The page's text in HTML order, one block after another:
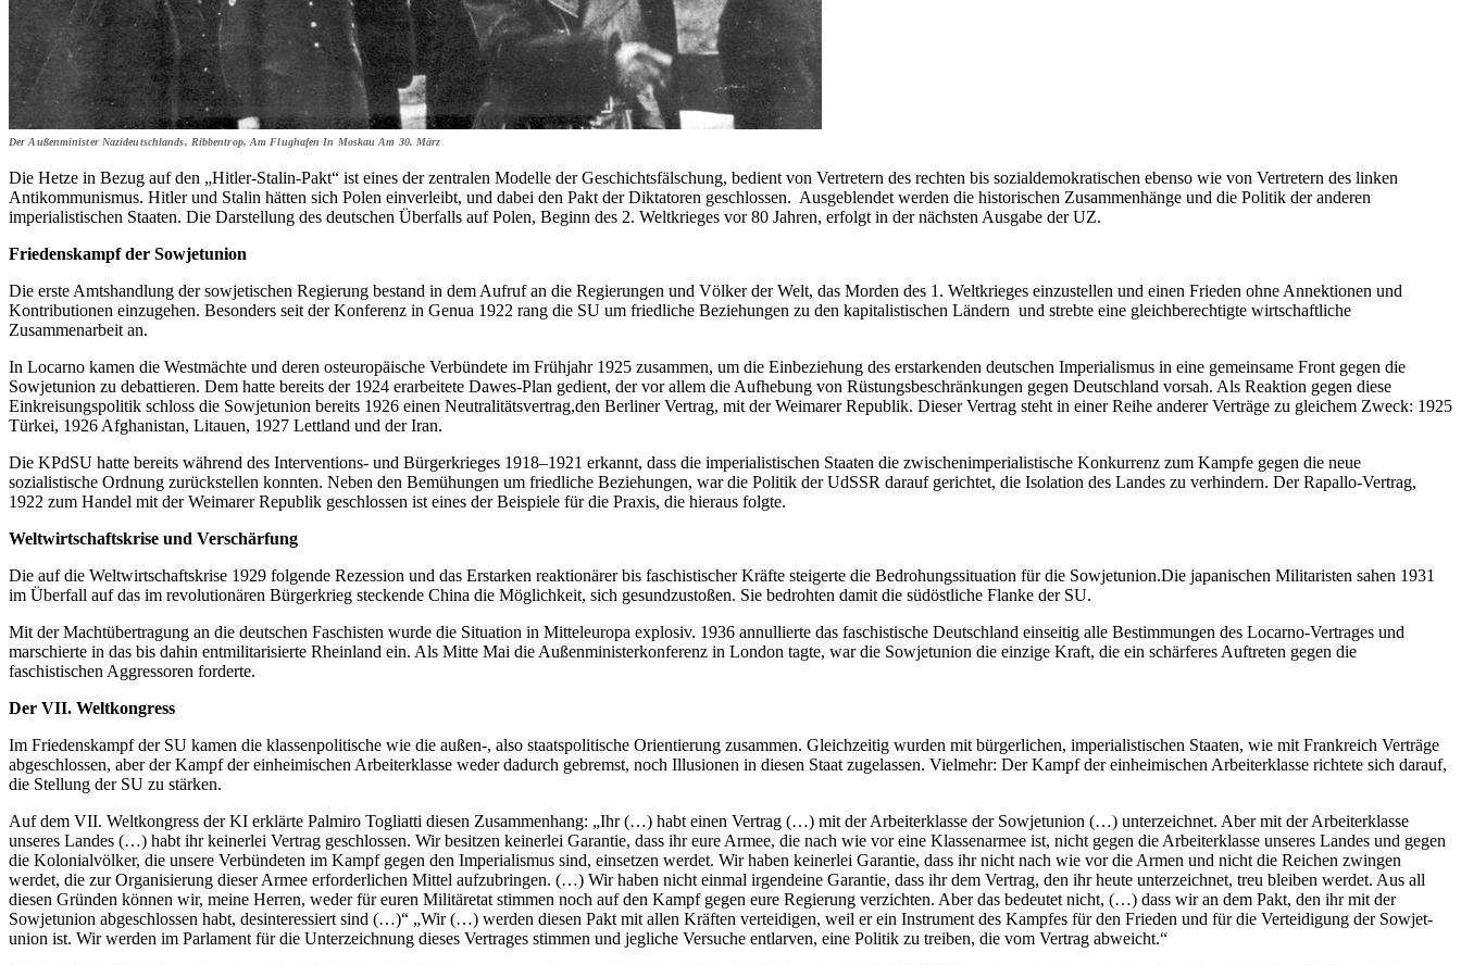
Der Außenminister Nazideutschlands, Ribbentrop, Am Flughafen In Moskau Am 30. März
Die Hetze in Bezug auf den „Hitler-Stalin-Pakt“ ist eines der zentralen Modelle der Geschichtsfälschung, bedient von Vertretern des rechten bis sozialdemokratischen ebenso wie von Vertretern des linken
Antikommunismus. Hitler und Stalin hätten sich Polen einverleibt, und dabei den Pakt der Diktatoren geschlossen. Ausgeblendet werden die historischen Zusammenhänge und die Politik der anderen
imperialistischen Staaten. Die Darstellung des deutschen Überfalls auf Polen, Beginn des 2. Weltkrieges vor 80 Jahren, erfolgt in der nächsten Ausgabe der UZ.
Friedenskampf der Sowjetunion
Die erste Amtshandlung der sowjet­ischen Regierung bestand in dem Aufruf an die Regierungen und Völker der Welt, das Morden des 1. Weltkrieges einzustellen und einen Frieden ohne Annektionen und
Kontributionen einzugehen. Besonders seit der Konferenz in Genua 1922 rang die SU um friedliche Beziehungen zu den kapitalistischen Ländern und strebte eine gleichberechtigte wirtschaftliche
Zusammenarbeit an.
In Locarno kamen die Westmächte und deren osteuropäische Verbündete im Frühjahr 1925 zusammen, um die Einbeziehung des erstarkenden deutschen Imperialismus in eine gemeinsame Front gegen die
Sowjetunion zu debattieren. Dem hatte bereits der 1924 erarbeitete Dawes-Plan gedient, der vor allem die Aufhebung von Rüstungsbeschränkungen gegen Deutschland vorsah. Als Reaktion gegen diese
Einkreisungspolitik schloss die Sowjetunion bereits 1926 einen Neutralitätsvertrag,den Berliner Vertrag, mit der Weimarer Republik. Dieser Vertrag steht in einer Reihe anderer Verträge zu gleichem Zweck: 1925
Türkei, 1926 Afghanistan, Litauen, 1927 Lettland und der Iran.
Die KPdSU hatte bereits während des Interventions- und Bürgerkrieges 1918–1921 erkannt, dass die imperialistischen Staaten die zwischenimperialistische Konkurrenz zum Kampfe gegen die neue
sozialistische Ordnung zurückstellen konnten. Neben den Bemühungen um friedliche Beziehungen, war die Politik der UdSSR darauf gerichtet, die Isolation des Landes zu verhindern. Der Rapallo-Vertrag,
1922 zum Handel mit der Weimarer Republik geschlossen ist eines der Beispiele für die Praxis, die hieraus folgte.
Weltwirtschaftskrise und Verschärfung
Die auf die Weltwirtschaftskrise 1929 folgende Rezession und das Erstarken reaktionärer bis faschistischer Kräfte steigerte die Bedrohungssituation für die Sowjetunion.Die japanischen Militaristen sahen 1931
im Überfall auf das im revolutionären Bürgerkrieg steckende China die Möglichkeit, sich gesundzustoßen. Sie bedrohten damit die südöstliche Flanke der SU.
Mit der Machtübertragung an die deutschen Faschisten wurde die Situation in Mitteleuropa explosiv. 1936 annullierte das faschistische Deutschland einseitig alle Bestimmungen des Locarno-Vertrages und
marschierte in das bis dahin entmilitarisierte Rheinland ein. Als Mitte Mai die Außenministerkonferenz in London tagte, war die Sowjetunion die einzige Kraft, die ein schärferes Auftreten gegen die
faschistischen Aggressoren forderte.
Der VII. Weltkongress
Im Friedenskampf der SU kamen die klassenpolitische wie die außen-, also staatspolitische Orientierung zusammen. Gleichzeitig wurden mit bürgerlichen, imperialistischen Staaten, wie mit Frankreich Verträge
abgeschlossen, aber der Kampf der einheimischen Arbeiterklasse weder dadurch gebremst, noch Illusionen in diesen Staat zugelassen. Vielmehr: Der Kampf der einheimischen Arbeiterklasse richtete sich darauf,
die Stellung der SU zu stärken.
Auf dem VII. Weltkongress der KI erklärte Palmiro Togliatti diesen Zusammenhang: „Ihr (…) habt einen Vertrag (…) mit der Arbeiterklasse der Sowjetunion (…) unterzeichnet. Aber mit der Arbeiterklasse
unseres Landes (…) habt ihr keinerlei Vertrag geschlossen. Wir besitzen keinerlei Garantie, dass ihr eure Armee, die nach wie vor eine Klassenarmee ist, nicht gegen die Arbeiterklasse unseres Landes und gegen
die Kolonialvölker, die unsere Verbündeten im Kampf gegen den Imperialismus sind, einsetzen werdet. Wir haben keinerlei Garantie, dass ihr nicht nach wie vor die Armen und nicht die Reichen zwingen
werdet, die zur Organisierung dieser Armee erforderlichen Mittel aufzubringen. (…) Wir haben nicht einmal irgendeine Garantie, dass ihr dem Vertrag, den ihr heute unterzeichnet, treu bleiben werdet. Aus all
diesen Gründen können wir, meine Herren, weder für euren Militäretat stimmen noch auf den Kampf gegen eure Regierung verzichten. Aber das bedeutet nicht, (…) dass wir an dem Pakt, den ihr mit der
Sowjetunion abgeschlossen habt, desinteressiert sind (…)“ „Wir (…) werden diesen Pakt mit allen Kräften verteidigen, weil er ein Instrument des Kampfes für den Frieden und für die Verteidigung der Sowjet­
union ist. Wir werden im Parlament für die Unterzeichnung dieses Vertrages stimmen und jegliche Versuche entlarven, eine Politik zu treiben, die vom Vertrag abweicht.“